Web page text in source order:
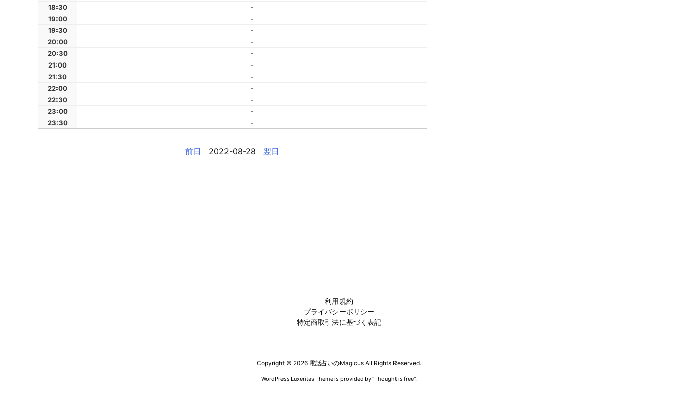
18:30
-
19:00
-
19:30
-
20:00
-
20:30
-
21:00
-
21:30
-
22:00
-
22:30
-
23:00
-
23:30
-
前日 2022-08-28 翌日
利用規約
プライバシーポリシー
特定商取引法に基づく表記
Copyright © 2026 電話占いのMagicus All Rights Reserved.
WordPress Luxeritas Theme is provided by "Thought is free".